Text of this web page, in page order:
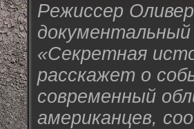
Режиссер
«Секретная
расскажет о
современный
американцев,